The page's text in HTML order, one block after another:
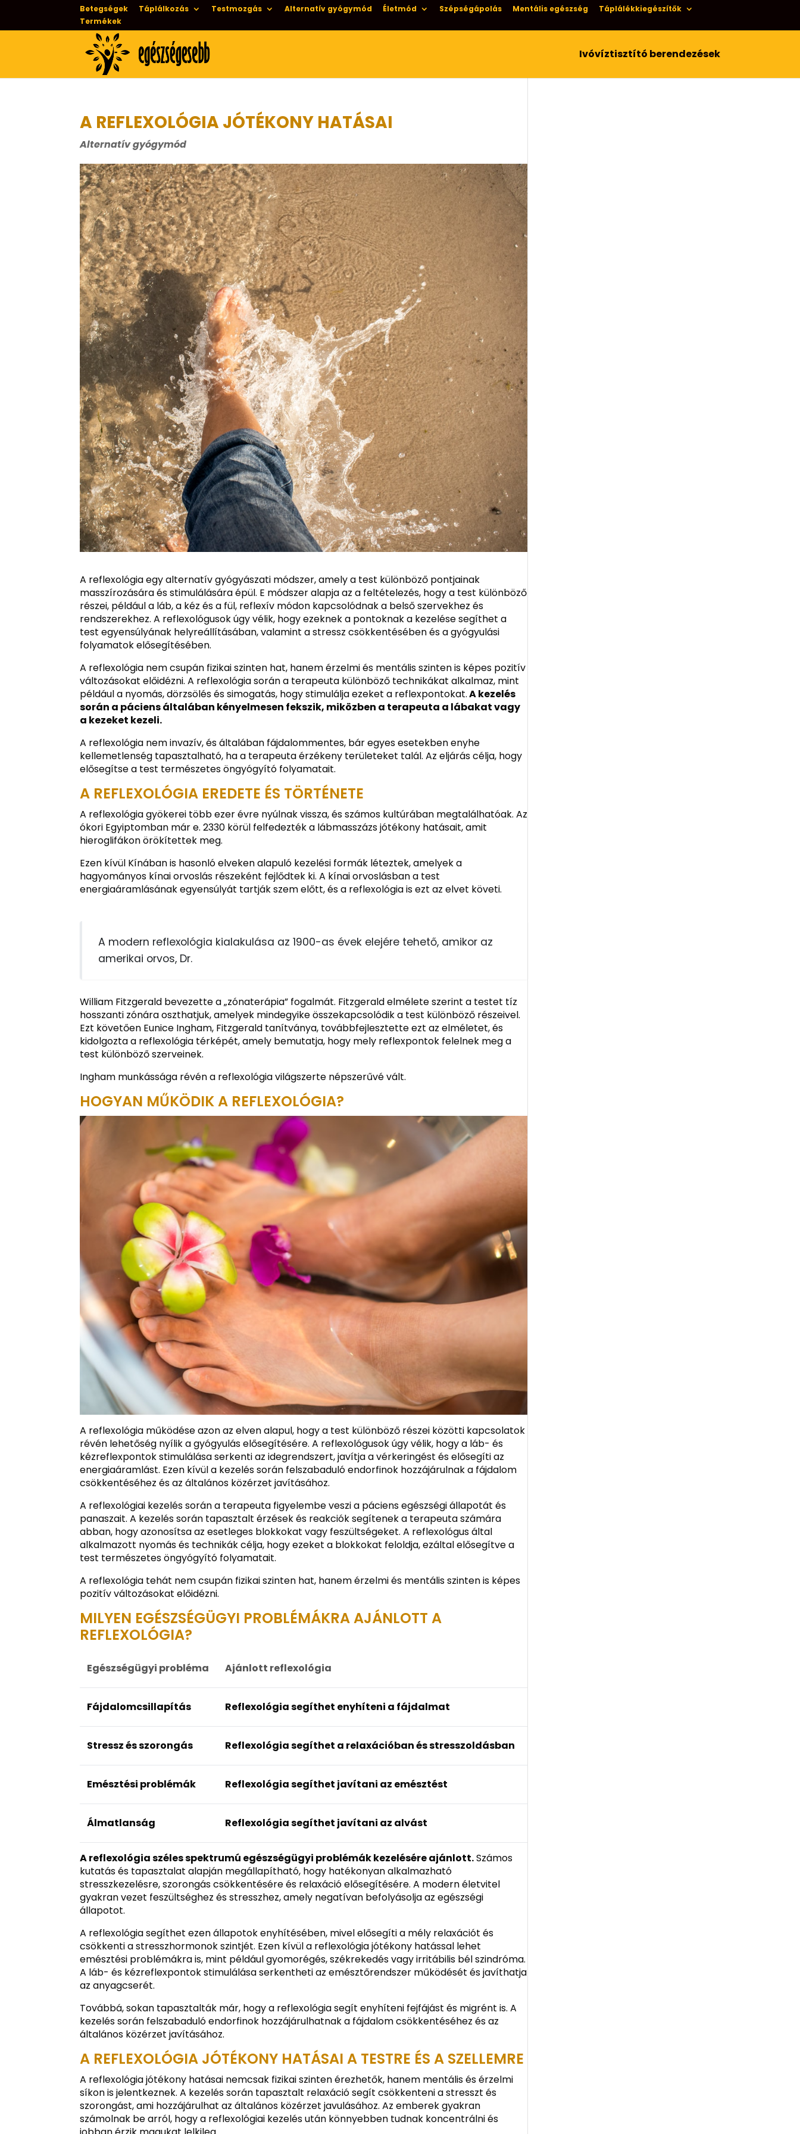
Betegségek Táplálkozás Testmozgás Alternatív gyógymód Életmód Szépségápolás Mentális egészség
Táplálékkiegészítők
Termékek
Ivóvíztisztító berendezések
A REFLEXOLÓGIA JÓTÉKONY HATÁSAI
Alternatív gyógymód
A reflexológia egy alternatív gyógyászati módszer, amely a test különböző pontjainak
masszírozására és stimulálására épül. E módszer alapja az a feltételezés, hogy a test különböző
részei, például a láb, a kéz és a fül, reflexív módon kapcsolódnak a belső szervekhez és
rendszerekhez. A reflexológusok úgy vélik, hogy ezeknek a pontoknak a kezelése segíthet a
test egyensúlyának helyreállításában, valamint a stressz csökkentésében és a gyógyulási
folyamatok elősegítésében.
A reflexológia nem csupán fizikai szinten hat, hanem érzelmi és mentális szinten is képes pozitív
változásokat előidézni. A reflexológia során a terapeuta különböző technikákat alkalmaz, mint
például a nyomás, dörzsölés és simogatás, hogy stimulálja ezeket a reflexpontokat.A kezelés
során a páciens általában kényelmesen fekszik, miközben a terapeuta a lábakat vagy
a kezeket kezeli.
A reflexológia nem invazív, és általában fájdalommentes, bár egyes esetekben enyhe
kellemetlenség tapasztalható, ha a terapeuta érzékeny területeket talál. Az eljárás célja, hogy
elősegítse a test természetes öngyógyító folyamatait.
A REFLEXOLÓGIA EREDETE ÉS TÖRTÉNETE
A reflexológia gyökerei több ezer évre nyúlnak vissza, és számos kultúrában megtalálhatóak. Az
ókori Egyiptomban már e. 2330 körül felfedezték a lábmasszázs jótékony hatásait, amit
hieroglifákon örökítettek meg.
Ezen kívül Kínában is hasonló elveken alapuló kezelési formák léteztek, amelyek a
hagyományos kínai orvoslás részeként fejlődtek ki. A kínai orvoslásban a test
energiaáramlásának egyensúlyát tartják szem előtt, és a reflexológia is ezt az elvet követi.
A modern reflexológia kialakulása az 1900-as évek elejére tehető, amikor az
amerikai orvos, Dr.
William Fitzgerald bevezette a „zónaterápia” fogalmát. Fitzgerald elmélete szerint a testet tíz
hosszanti zónára oszthatjuk, amelyek mindegyike összekapcsolódik a test különböző részeivel.
Ezt követően Eunice Ingham, Fitzgerald tanítványa, továbbfejlesztette ezt az elméletet, és
kidolgozta a reflexológia térképét, amely bemutatja, hogy mely reflexpontok felelnek meg a
test különböző szerveinek.
Ingham munkássága révén a reflexológia világszerte népszerűvé vált.
HOGYAN MŰKÖDIK A REFLEXOLÓGIA?
A reflexológia működése azon az elven alapul, hogy a test különböző részei közötti kapcsolatok
révén lehetőség nyílik a gyógyulás elősegítésére. A reflexológusok úgy vélik, hogy a láb- és
kézreflexpontok stimulálása serkenti az idegrendszert, javítja a vérkeringést és elősegíti az
energiaáramlást. Ezen kívül a kezelés során felszabaduló endorfinok hozzájárulnak a fájdalom
csökkentéséhez és az általános közérzet javításához.
A reflexológiai kezelés során a terapeuta figyelembe veszi a páciens egészségi állapotát és
panaszait. A kezelés során tapasztalt érzések és reakciók segítenek a terapeuta számára
abban, hogy azonosítsa az esetleges blokkokat vagy feszültségeket. A reflexológus által
alkalmazott nyomás és technikák célja, hogy ezeket a blokkokat feloldja, ezáltal elősegítve a
test természetes öngyógyító folyamatait.
A reflexológia tehát nem csupán fizikai szinten hat, hanem érzelmi és mentális szinten is képes
pozitív változásokat előidézni.
MILYEN EGÉSZSÉGÜGYI PROBLÉMÁKRA AJÁNLOTT A
REFLEXOLÓGIA?
Egészségügyi probléma Ajánlott reflexológia
Fájdalomcsillapítás Reflexológia segíthet enyhíteni a fájdalmat
Stressz és szorongás Reflexológia segíthet a relaxációban és stresszoldásban
Emésztési problémák Reflexológia segíthet javítani az emésztést
Álmatlanság Reflexológia segíthet javítani az alvást
A reflexológia széles spektrumú egészségügyi problémák kezelésére ajánlott.Számos
kutatás és tapasztalat alapján megállapítható, hogy hatékonyan alkalmazható
stresszkezelésre, szorongás csökkentésére és relaxáció elősegítésére. A modern életvitel
gyakran vezet feszültséghez és stresszhez, amely negatívan befolyásolja az egészségi
állapotot.
A reflexológia segíthet ezen állapotok enyhítésében, mivel elősegíti a mély relaxációt és
csökkenti a stresszhormonok szintjét. Ezen kívül a reflexológia jótékony hatással lehet
emésztési problémákra is, mint például gyomorégés, székrekedés vagy irritábilis bél szindróma.
A láb- és kézreflexpontok stimulálása serkentheti az emésztőrendszer működését és javíthatja
az anyagcserét.
Továbbá, sokan tapasztalták már, hogy a reflexológia segít enyhíteni fejfájást és migrént is. A
kezelés során felszabaduló endorfinok hozzájárulhatnak a fájdalom csökkentéséhez és az
általános közérzet javításához.
A REFLEXOLÓGIA JÓTÉKONY HATÁSAI A TESTRE ÉS A SZELLEMRE
A reflexológia jótékony hatásai nemcsak fizikai szinten érezhetők, hanem mentális és érzelmi
síkon is jelentkeznek. A kezelés során tapasztalt relaxáció segít csökkenteni a stresszt és
szorongást, ami hozzájárulhat az általános közérzet javulásához. Az emberek gyakran
számolnak be arról, hogy a reflexológiai kezelés után könnyebben tudnak koncentrálni és